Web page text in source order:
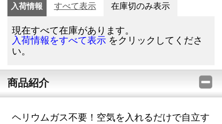
入荷情報 すべて表示 在庫切のみ表示
現在すべて在庫があります。
入荷情報をすべて表示 をクリックしてくださ
い。
商品紹介
ヘリウムガス不要！空気を入れるだけで自立す